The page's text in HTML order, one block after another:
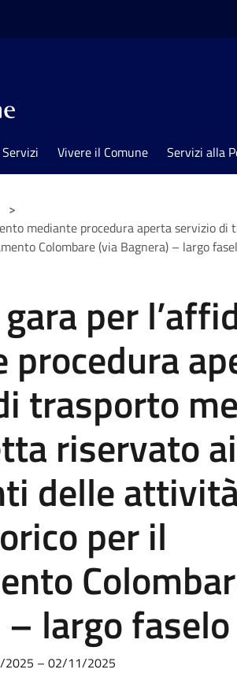
Servizi Vivere il Comune Servizi alla
>
mediante procedura aperta servizio
Colombare (via Bagnera) – largo
per
procedura
trasporto
riservato ai
delle
per il
– largo
2025 – 02/11/2025